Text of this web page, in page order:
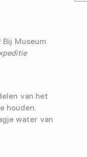
Museum
van het
houden.
water van